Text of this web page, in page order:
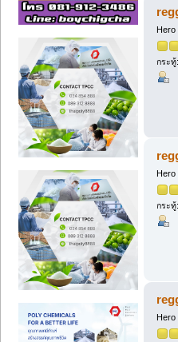
Hero
กระทู้
Hero
กระทู้
Hero